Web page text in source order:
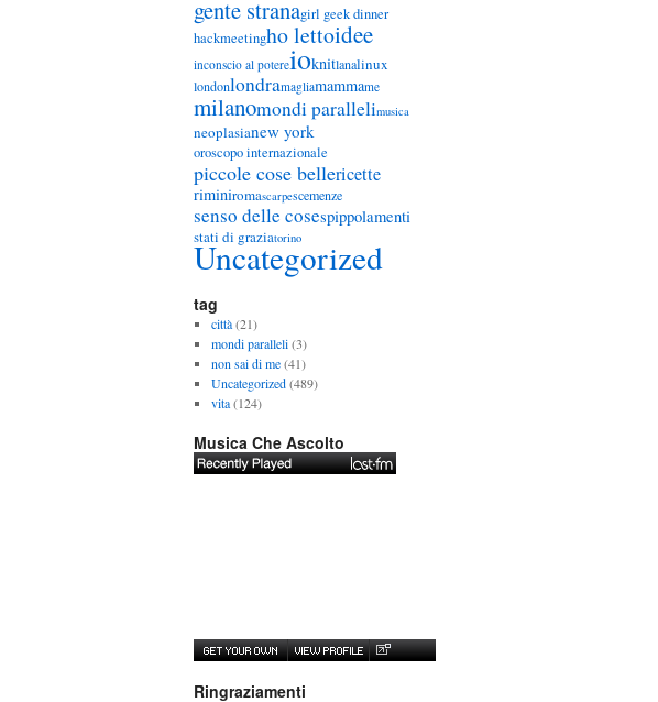
gente stranagirl geek dinner
hackmeetingho lettoidee
inconscio al potereioknitlanalinux
londonlondramagliamammame
milanomondi parallelimusica
neoplasianew york
oroscopo internazionale
piccole cose bellericette
riminiromascarpescemenze
senso delle cosespippolamenti
stati di graziatorino
Uncategorized
tag
città(21)
mondi paralleli(3)
non sai di me(41)
Uncategorized(489)
vita(124)
Musica Che Ascolto
Ringraziamenti